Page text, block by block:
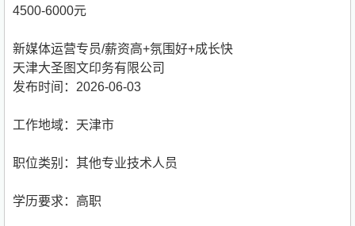
4500-6000元
新媒体运营专员/薪资高+氛围好+成长快
天津大圣图文印务有限公司
发布时间：2026-06-03
工作地域：天津市
职位类别：其他专业技术人员
学历要求：高职